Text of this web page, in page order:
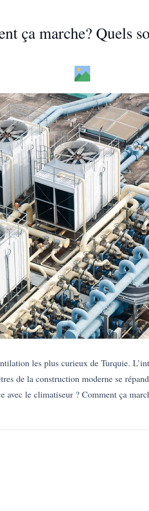
ça marche? Quels
les plus curieux de Turquie.
de la construction moderne se
le climatiseur ? Comment ça